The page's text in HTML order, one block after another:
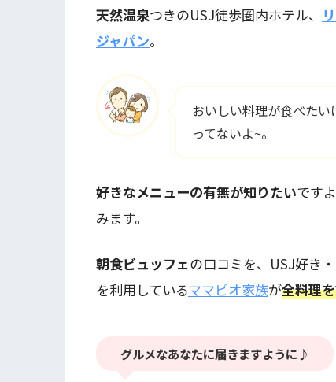
天然温泉つきのUSJ徒歩圏内ホテル、
ジャパン。
おいしい料理が食べた
ってないよ~。
好きなメニューの有無が知りたいです
みます。
朝食ビュッフェの口コミを、USJ好き
を利用しているママピオ家族が全料理
グルメなあなたに届きますように♪